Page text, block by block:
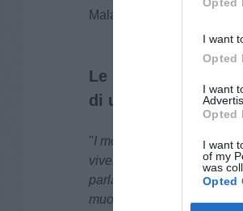
I want
Opted
I want
Opted
I want
of my
was
Opted
Malacarne.
Le parole di
di un diritto"
"I motivi per cui ho deciso
vivere una vita che sia
parlare e quindi
muovermi in nessun